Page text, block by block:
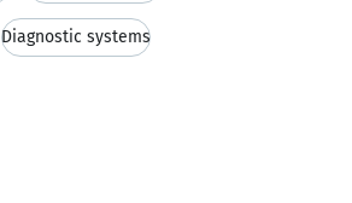
Diagnostic systems